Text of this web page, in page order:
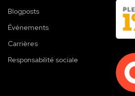
Blogposts
Événements
Carrières
Responsabilité sociale